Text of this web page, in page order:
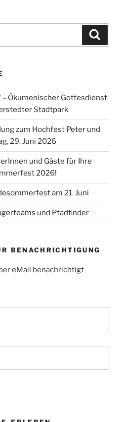
– Ökumenischer Gottesdienst
Stadtpark
zum Hochfest Peter und
29. Juni 2026
und Gäste für Ihre
2026!
am 21. Juni
und Pfadfinder
BENACHRICHTIGUNG
eMail benachrichtigt